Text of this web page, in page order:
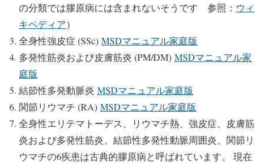
の分類では膠原病には含まれないそうです 参照： ウィ
キペディア）
全身性強皮症 (SSc) MSDマニュアル家庭版
多発性筋炎および皮膚筋炎 (PM/DM) MSDマニュアル家
庭版
結節性多発動脈炎 MSDマニュアル家庭版
関節リウマチ (RA) MSDマニュアル家庭版
全身性エリテマトーデス、リウマチ熱、強皮症、皮膚筋
炎および多発性筋炎、結節性多発性動脈周囲炎、関節リ
ウマチの6疾患は古典的膠原病と呼ばれています。 現在